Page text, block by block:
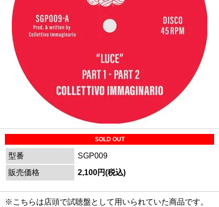
SOLD OUT
型番
SGP009
販売価格
2,100円(税込)
※こちらは店頭で試聴盤として用いられていた商品です。